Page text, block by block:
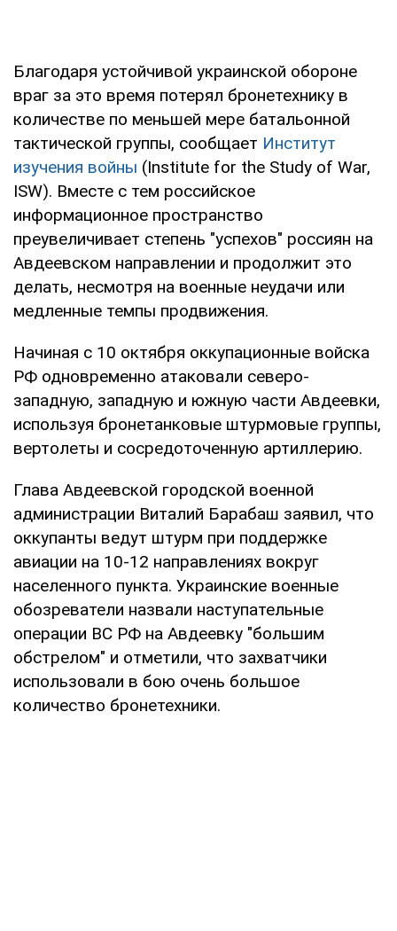
Благодаря устойчивой украинской обороне
враг за это время потерял бронетехнику в
количестве по меньшей мере батальонной
тактической группы, сообщает Институт
изучения войны (Institute for the Study of War,
ISW). Вместе с тем российское
информационное пространство
преувеличивает степень "успехов" россиян на
Авдеевском направлении и продолжит это
делать, несмотря на военные неудачи или
медленные темпы продвижения.
Начиная с 10 октября оккупационные войска
РФ одновременно атаковали северо-
западную, западную и южную части Авдеевки,
используя бронетанковые штурмовые группы,
вертолеты и сосредоточенную артиллерию.
Глава Авдеевской городской военной
администрации Виталий Барабаш заявил, что
оккупанты ведут штурм при поддержке
авиации на 10-12 направлениях вокруг
населенного пункта. Украинские военные
обозреватели назвали наступательные
операции ВС РФ на Авдеевку "большим
обстрелом" и отметили, что захватчики
использовали в бою очень большое
количество бронетехники.